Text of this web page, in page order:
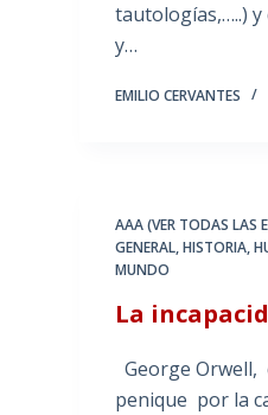
tautologías,…..)
y…
EMILIO CERVANTES
AAA (VER TODAS LAS
GENERAL,HISTORIA,
MUNDO
La
George Orwell,
penique por la